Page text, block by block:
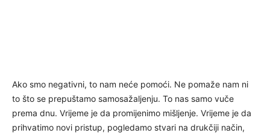
Ako smo negativni, to nam neće pomoći. Ne pomaže nam ni
to što se prepuštamo samosažaljenju. To nas samo vuče
prema dnu. Vrijeme je da promijenimo mišljenje. Vrijeme je da
prihvatimo novi pristup, pogledamo stvari na drukčiji način,